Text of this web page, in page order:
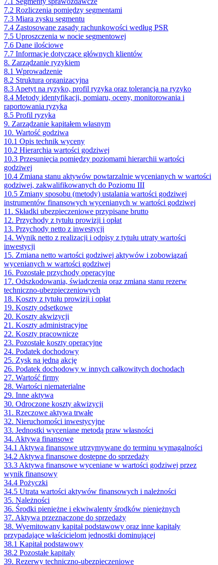
7.2 Rozliczenia pomiędzy segmentami
7.3 Miara zysku segmentu
7.4 Zastosowane zasady rachunkowości według PSR
7.5 Uproszczenia w nocie segmentowej
7.6 Dane ilościowe
7.7 Informacje dotyczące głównych klientów
8. Zarządzanie ryzykiem
8.1 Wprowadzenie
8.2 Struktura organizacyjna
8.3 Apetyt na ryzyko, profil ryzyka oraz tolerancja na ryzyko
8.4 Metody identyfikacji, pomiaru, oceny, monitorowania i
raportowania ryzyka
8.5 Profil ryzyka
9. Zarządzanie kapitałem własnym
10. Wartość godziwa
10.1 Opis technik wyceny
10.2 Hierarchia wartości godziwej
10.3 Przesunięcia pomiędzy poziomami hierarchii wartości
godziwej
10.4 Zmiana stanu aktywów powtarzalnie wycenianych w wartości
godziwej, zakwalifikowanych do Poziomu III
10.5 Zmiany sposobu (metody) ustalania wartości godziwej
instrumentów finansowych wycenianych w wartości godziwej
11. Składki ubezpieczeniowe przypisane brutto
12. Przychody z tytułu prowizji i opłat
13. Przychody netto z inwestycji
14. Wynik netto z realizacji i odpisy z tytułu utraty wartości
inwestycji
15. Zmiana netto wartości godziwej aktywów i zobowiązań
wycenianych w wartości godziwej
16. Pozostałe przychody operacyjne
17. Odszkodowania, świadczenia oraz zmiana stanu rezerw
techniczno-ubezpieczeniowych
18. Koszty z tytułu prowizji i opłat
19. Koszty odsetkowe
20. Koszty akwizycji
21. Koszty administracyjne
22. Koszty pracownicze
23. Pozostałe koszty operacyjne
24. Podatek dochodowy
25. Zysk na jedną akcję
26. Podatek dochodowy w innych całkowitych dochodach
27. Wartość firmy
28. Wartości niematerialne
29. Inne aktywa
30. Odroczone koszty akwizycji
31. Rzeczowe aktywa trwałe
32. Nieruchomości inwestycyjne
33. Jednostki wyceniane metodą praw własności
34. Aktywa finansowe
34.1 Aktywa finansowe utrzymywane do terminu wymagalności
34.2 Aktywa finansowe dostępne do sprzedaży
33.3 Aktywa finansowe wyceniane w wartości godziwej przez
wynik finansowy
34.4 Pożyczki
34.5 Utrata wartości aktywów finansowych i należności
35. Należności
36. Środki pieniężne i ekwiwalenty środków pieniężnych
37. Aktywa przeznaczone do sprzedaży
38. Wyemitowany kapitał podstawowy oraz inne kapitały
przypadające właścicielom jednostki dominującej
38.1 Kapitał podstawowy
38.2 Pozostałe kapitały
39. Rezerwy techniczno-ubezpieczeniowe